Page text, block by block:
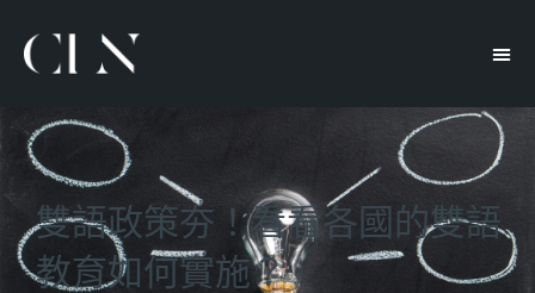
雙語政策夯！看看各國的雙語
教育如何實施？